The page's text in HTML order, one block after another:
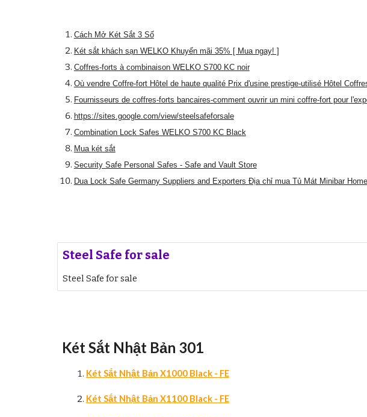
Cách Mở Két Sắt 3 Số
Két sắt khách sạn WELKO Khuyến mãi 35% [ Mua ngay! ]
Coffres-forts à combinaison WELKO S700 KC noir
Où vendre Coffre-fort Hôtel de haute qualité Prix d'usine prestige-utilisé Hôtel
Fournisseurs de coffres-forts bancaires-comment ouvrir un mini coffre-fort pour
https://sites.google.com/view/steelsafeforsale
Combination Lock Safes WELKO S700 KC Black
Mua két sắt
Security Safe Personal Safes - Safe and Vault Store
Dua Lock Safe Germany Suppliers and Exporters Địa chỉ mua Tủ Mát Minibar
Steel Safe for sale
Steel Safe for sale
Két Sắt Nhật Bản 301
Két Sắt Nhật Bản X1000 Black - FE
Két Sắt Nhật Bản X1100 Black - FE